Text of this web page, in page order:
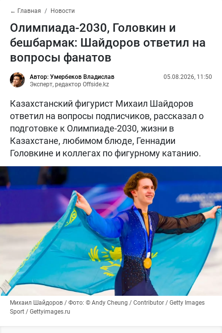
← Главная Новости
Олимпиада-2030, Головкин и
бешбармак: Шайдоров ответил на
вопросы фанатов
Автор: Умербеков Владислав
Эксперт, редактор Offside.kz
05.08.2026, 11:50
Казахстанский фигурист Михаил Шайдоров
ответил на вопросы подписчиков, рассказал о
подготовке к Олимпиаде-2030, жизни в
Казахстане, любимом блюде, Геннадии
Головкине и коллегах по фигурному катанию.
Михаил Шайдоров / Фото: © Andy Cheung / Contributor / Getty Images
Sport / Gettyimages.ru